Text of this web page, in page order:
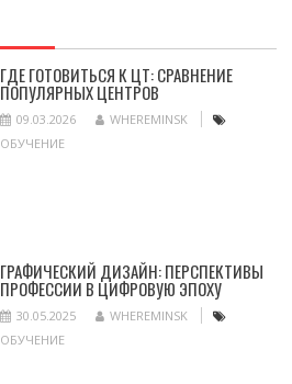
ГДЕ ГОТОВИТЬСЯ К ЦТ: СРАВНЕНИЕ
ПОПУЛЯРНЫХ ЦЕНТРОВ
09.03.2026
WHEREMINSK
ОБУЧЕНИЕ
ГРАФИЧЕСКИЙ ДИЗАЙН: ПЕРСПЕКТИВЫ
ПРОФЕССИИ В ЦИФРОВУЮ ЭПОХУ
30.05.2025
WHEREMINSK
ОБУЧЕНИЕ